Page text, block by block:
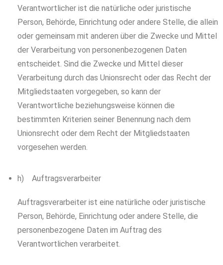
Verantwortlicher ist die natürliche oder juristische
Person, Behörde, Einrichtung oder andere Stelle, die allein
oder gemeinsam mit anderen über die Zwecke und Mittel
der Verarbeitung von personenbezogenen Daten
entscheidet. Sind die Zwecke und Mittel dieser
Verarbeitung durch das Unionsrecht oder das Recht der
Mitgliedstaaten vorgegeben, so kann der
Verantwortliche beziehungsweise können die
bestimmten Kriterien seiner Benennung nach dem
Unionsrecht oder dem Recht der Mitgliedstaaten
vorgesehen werden.
h) Auftragsverarbeiter
Auftragsverarbeiter ist eine natürliche oder juristische
Person, Behörde, Einrichtung oder andere Stelle, die
personenbezogene Daten im Auftrag des
Verantwortlichen verarbeitet.